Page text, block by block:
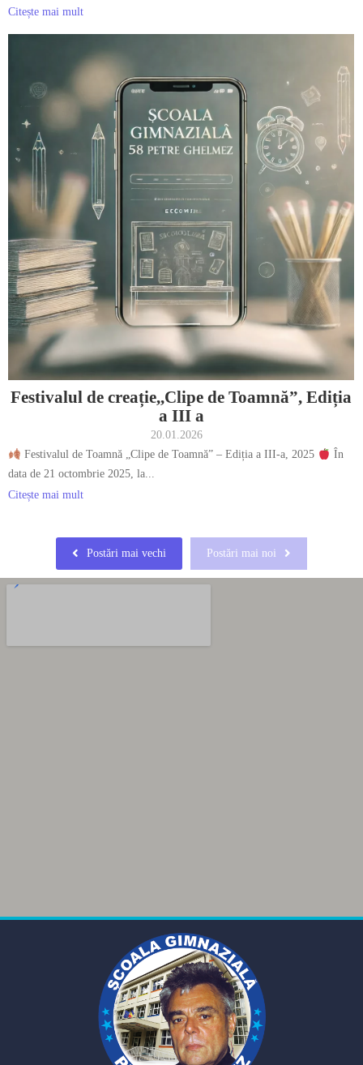
Citește mai mult
Festivalul de creație,,Clipe de Toamnă”, Ediția
a III a
20.01.2026
Festivalul de Toamnă „Clipe de Toamnă” – Ediția a III-a, 2025
În
data de 21 octombrie 2025, la...
Citește mai mult
Postări mai vechi Postări mai noi